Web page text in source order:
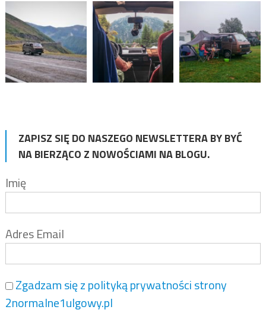
ZAPISZ SIĘ DO NASZEGO NEWSLETTERA BY BYĆ
NA BIERZĄCO Z NOWOŚCIAMI NA BLOGU.
Imię
Adres Email
Zgadzam się z polityką prywatności strony
2normalne1ulgowy.pl